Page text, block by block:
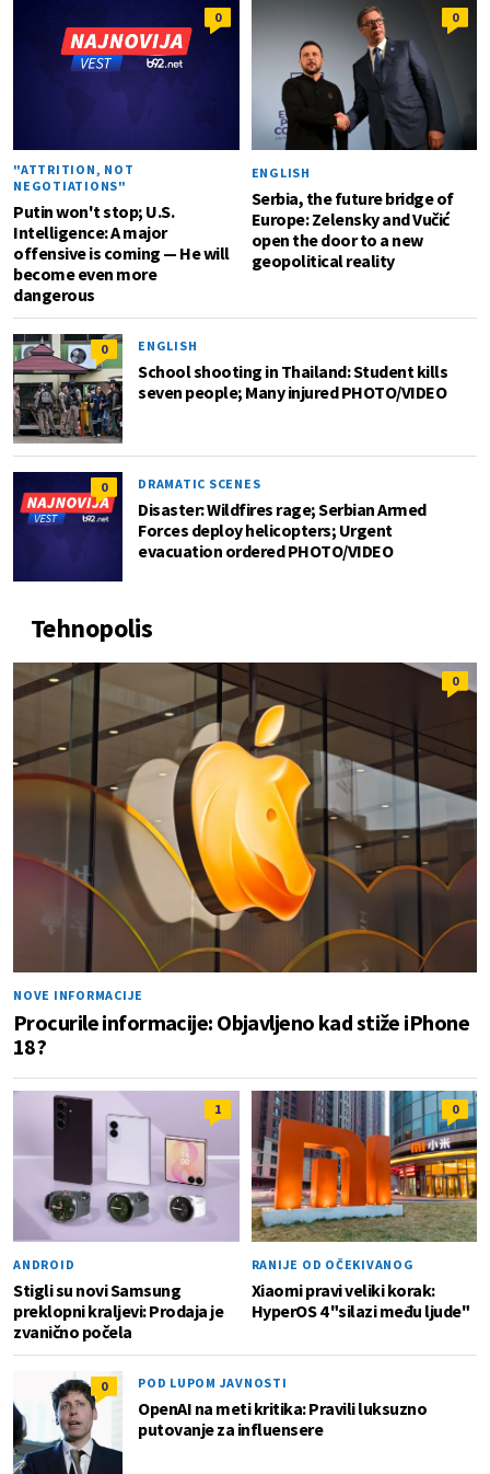
0
"ATTRITION, NOT
NEGOTIATIONS"
Putin won't stop; U.S.
Intelligence: A major
offensive is coming — He will
become even more
dangerous
0
ENGLISH
Serbia, the future bridge of
Europe: Zelensky and Vučić
open the door to a new
geopolitical reality
0 ENGLISH
School shooting in Thailand: Student kills
seven people; Many injured PHOTO/VIDEO
0 DRAMATIC SCENES
Disaster: Wildfires rage; Serbian Armed
Forces deploy helicopters; Urgent
evacuation ordered PHOTO/VIDEO
Tehnopolis
0
NOVE INFORMACIJE
Procurile informacije: Objavljeno kad stiže iPhone
18?
1
ANDROID
Stigli su novi Samsung
preklopni kraljevi: Prodaja je
zvanično počela
0
RANIJE OD OČEKIVANOG
Xiaomi pravi veliki korak:
HyperOS 4 "silazi među ljude"
0 POD LUPOM JAVNOSTI
OpenAI na meti kritika: Pravili luksuzno
putovanje za influensere